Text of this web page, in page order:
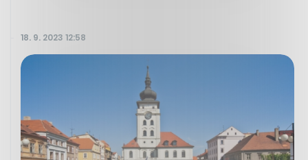
18. 9. 2023 12:58